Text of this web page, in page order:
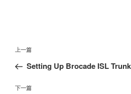
文
导
航
上
一
文
上一篇
Setting Up Brocade ISL
下
下一篇